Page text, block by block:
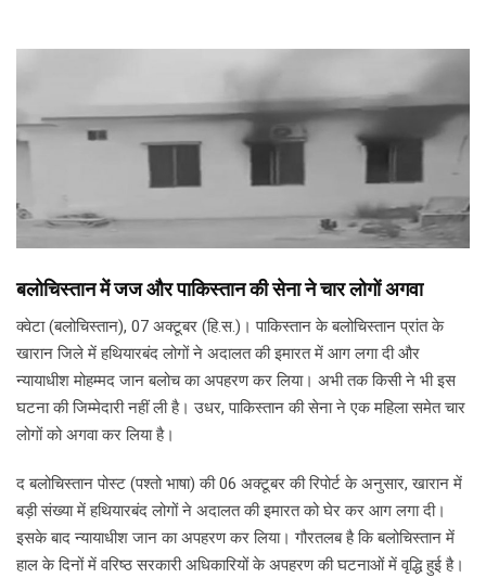
बलोचिस्तान में जज और पाकिस्तान की सेना ने चार लोगों अगवा
क्वेटा (बलोचिस्तान), 07 अक्टूबर (हि.स.)। पाकिस्तान के बलोचिस्तान प्रांत के
खारान जिले में हथियारबंद लोगों ने अदालत की इमारत में आग लगा दी और
न्यायाधीश मोहम्मद जान बलोच का अपहरण कर लिया। अभी तक किसी ने भी इस
घटना की जिम्मेदारी नहीं ली है। उधर, पाकिस्तान की सेना ने एक महिला समेत चार
लोगों को अगवा कर लिया है।
द बलोचिस्तान पोस्ट (पश्तो भाषा) की 06 अक्टूबर की रिपोर्ट के अनुसार, खारान में
बड़ी संख्या में हथियारबंद लोगों ने अदालत की इमारत को घेर कर आग लगा दी।
इसके बाद न्यायाधीश जान का अपहरण कर लिया। गौरतलब है कि बलोचिस्तान में
हाल के दिनों में वरिष्ठ सरकारी अधिकारियों के अपहरण की घटनाओं में वृद्धि हुई है।